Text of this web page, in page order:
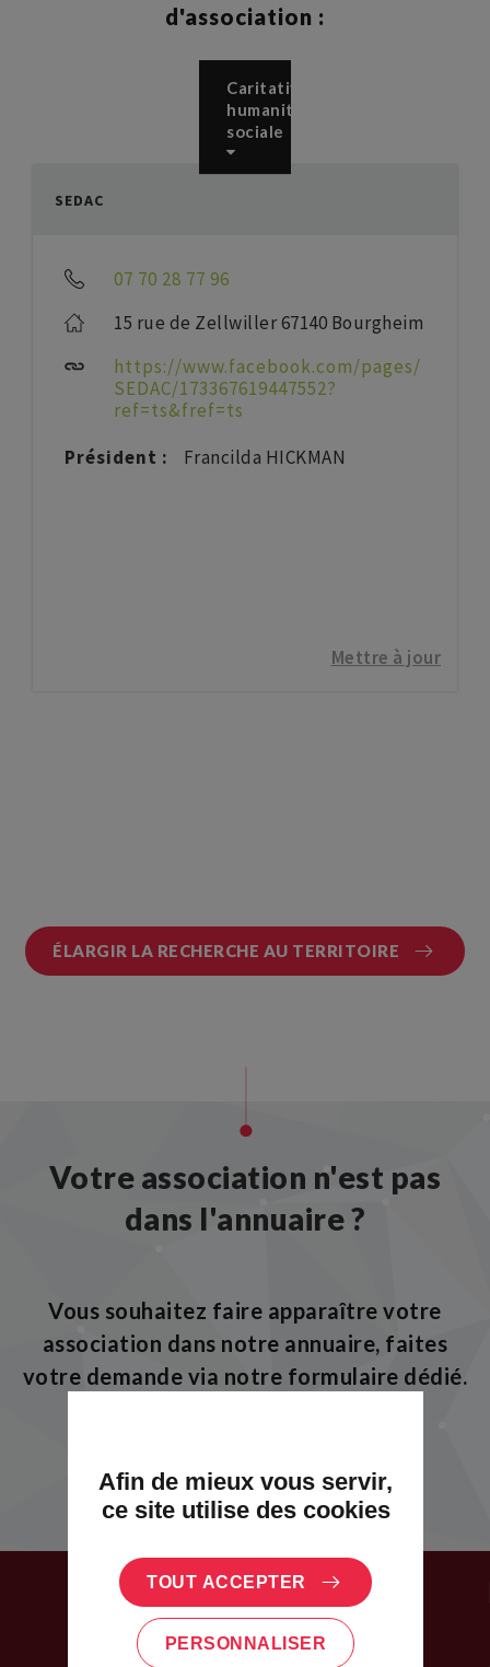
d'association :
Caritative,
humanitaire,
sociale
SEDAC
07 70 28 77 96
15 rue de Zellwiller 67140 Bourgheim
https://www.facebook.com/pages/
SEDAC/173367619447552?
ref=ts&fref=ts
Président :
Francilda HICKMAN
Mettre à jour
ÉLARGIR LA RECHERCHE AU TERRITOIRE
Votre association n'est pas
dans l'annuaire ?
Vous souhaitez faire apparaître votre
association dans notre annuaire, faites
votre demande via notre formulaire dédié.
RESTAURANTS
Afin de mieux vous servir,
ce site utilise des cookies
TOUT ACCEPTER
PERSONNALISER